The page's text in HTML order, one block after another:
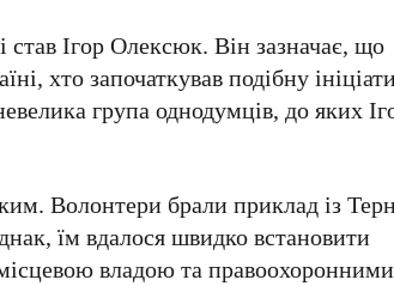
став Ігор Олексюк. Він зазначає, що
хто започаткував подібну
група однодумців, до яких
Волонтери брали приклад із
їм вдалося швидко встановити
владою та правоохоронними